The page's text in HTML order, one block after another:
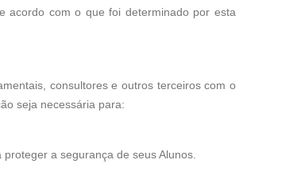
acordo com o que foi determinado por esta
consultores e outros terceiros com o
seja necessária para:
a segurança de seus Alunos.